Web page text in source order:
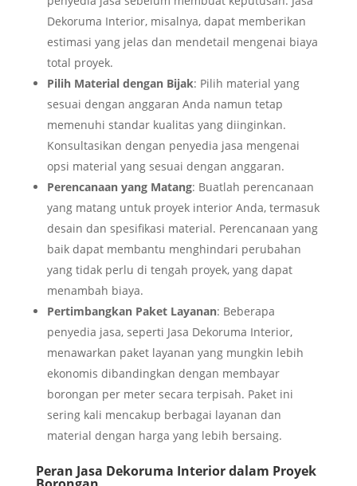
Dekoruma Interior, misalnya, dapat memberikan
estimasi yang jelas dan mendetail mengenai biaya
total proyek.
Pilih Material dengan Bijak: Pilih material yang
sesuai dengan anggaran Anda namun tetap
memenuhi standar kualitas yang diinginkan.
Konsultasikan dengan penyedia jasa mengenai
opsi material yang sesuai dengan anggaran.
Perencanaan yang Matang: Buatlah perencanaan
yang matang untuk proyek interior Anda, termasuk
desain dan spesifikasi material. Perencanaan yang
baik dapat membantu menghindari perubahan
yang tidak perlu di tengah proyek, yang dapat
menambah biaya.
Pertimbangkan Paket Layanan: Beberapa
penyedia jasa, seperti Jasa Dekoruma Interior,
menawarkan paket layanan yang mungkin lebih
ekonomis dibandingkan dengan membayar
borongan per meter secara terpisah. Paket ini
sering kali mencakup berbagai layanan dan
material dengan harga yang lebih bersaing.
Peran Jasa Dekoruma Interior dalam Proyek